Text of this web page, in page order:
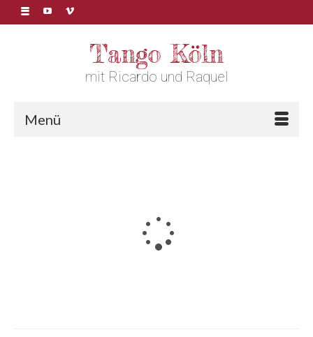
Tango Köln
mit Ricardo und Raquel
Menü